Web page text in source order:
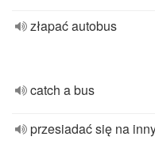
złapać autobus
catch a bus
przesiadać się na